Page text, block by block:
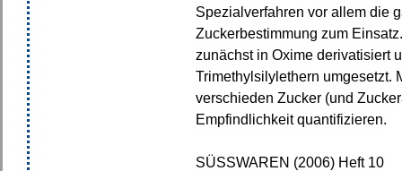
Spezialverfahren vor allem die
Zuckerbestimmung zum
zunächst in Oxime derivatisiert
Trimethylsilylethern umgesetzt.
verschieden Zucker (und
Empfindlichkeit quantifizieren.
SÜSSWAREN (2006) Heft 10